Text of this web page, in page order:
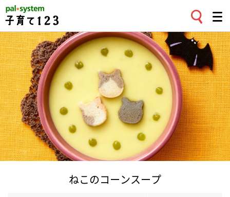
ねこのコーンスープ